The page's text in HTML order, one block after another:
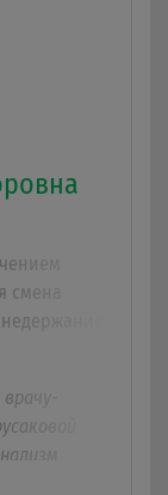
любых
детей
кожи.
я